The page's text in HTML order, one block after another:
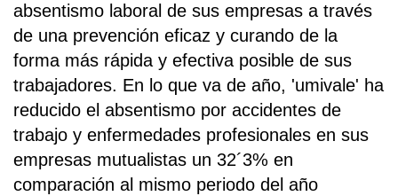
absentismo laboral de sus empresas a través
de una prevención eficaz y curando de la
forma más rápida y efectiva posible de sus
trabajadores. En lo que va de año, 'umivale' ha
reducido el absentismo por accidentes de
trabajo y enfermedades profesionales en sus
empresas mutualistas un 32´3% en
comparación al mismo periodo del año